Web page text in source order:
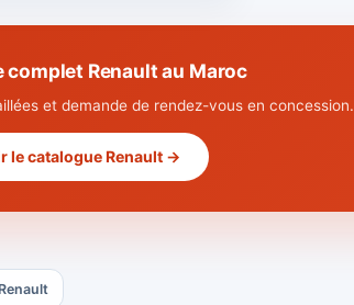
complet Renault au Maroc
et demande de rendez-vous en concession.
le catalogue Renault →